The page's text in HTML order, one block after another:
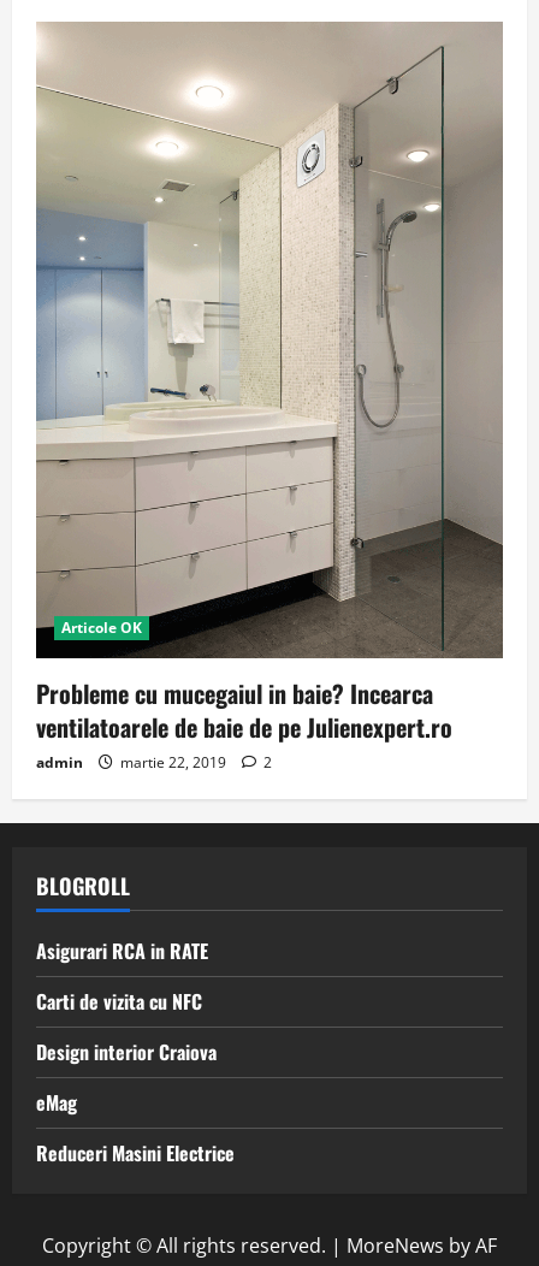
Articole OK
Probleme cu mucegaiul in baie? Incearca
ventilatoarele de baie de pe Julienexpert.ro
admin martie 22, 2019 2
BLOGROLL
Asigurari RCA in RATE
Carti de vizita cu NFC
Design interior Craiova
eMag
Reduceri Masini Electrice
Copyright © All rights reserved. | MoreNews by AF